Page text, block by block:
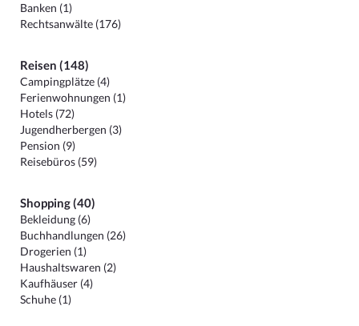
Banken (1)
Rechtsanwälte (176)
Reisen (148)
Campingplätze (4)
Ferienwohnungen (1)
Hotels (72)
Jugendherbergen (3)
Pension (9)
Reisebüros (59)
Shopping (40)
Bekleidung (6)
Buchhandlungen (26)
Drogerien (1)
Haushaltswaren (2)
Kaufhäuser (4)
Schuhe (1)